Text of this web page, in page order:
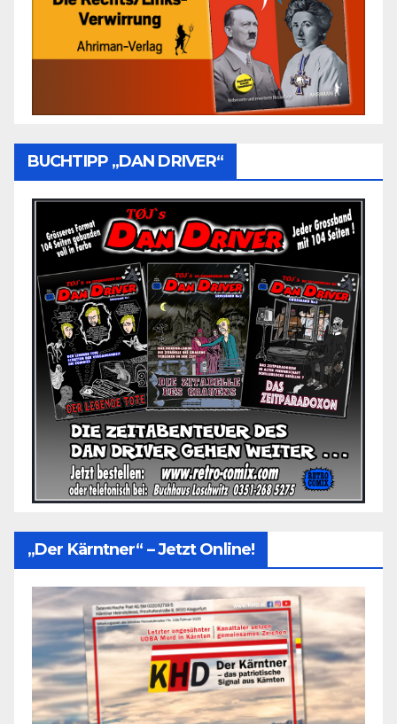
BUCHTIPP „DAN DRIVER“
„Der Kärntner“ – Jetzt Online!